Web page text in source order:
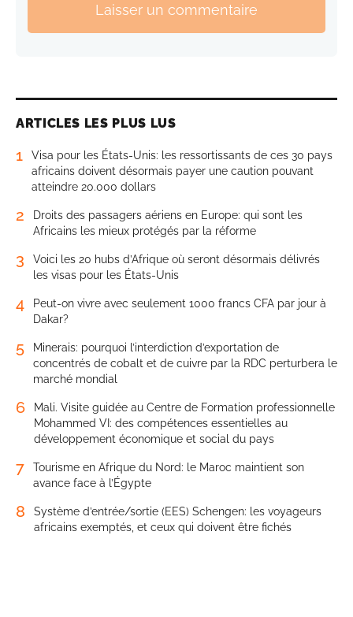
Laisser un commentaire
ARTICLES LES PLUS LUS
1
Visa pour les États-Unis: les ressortissants de ces 30 pays
africains doivent désormais payer une caution pouvant
atteindre 20.000 dollars
2
Droits des passagers aériens en Europe: qui sont les
Africains les mieux protégés par la réforme
3
Voici les 20 hubs d’Afrique où seront désormais délivrés
les visas pour les États-Unis
4
Peut-on vivre avec seulement 1000 francs CFA par jour à
Dakar?
5
Minerais: pourquoi l’interdiction d’exportation de
concentrés de cobalt et de cuivre par la RDC perturbera le
marché mondial
6
Mali. Visite guidée au Centre de Formation professionnelle
Mohammed VI: des compétences essentielles au
développement économique et social du pays
7
Tourisme en Afrique du Nord: le Maroc maintient son
avance face à l’Égypte
8
Système d’entrée/sortie (EES) Schengen: les voyageurs
africains exemptés, et ceux qui doivent être fichés